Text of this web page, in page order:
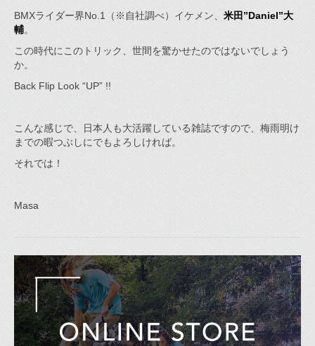
BMXライダー界No.1（※自社調べ）イケメン、 米田”Daniel”大
輔。
この時代にこのトリック、世間を驚かせたのではないでしょう
か。
Back Flip Look “UP” !!
こんな感じで、日本人も大活躍している雑誌ですので、梅雨明け
までの暇つぶしにでもよろしければ。
それでは！
Masa